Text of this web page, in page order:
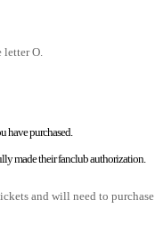
O.
have purchased.
made their fanclub authorization.
and will need to purchase